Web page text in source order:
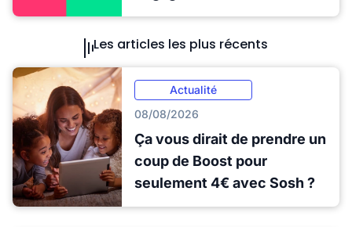
Les articles les plus récents
Actualité
08/08/2026
Ça vous dirait de prendre un
coup de Boost pour
seulement 4€ avec Sosh ?